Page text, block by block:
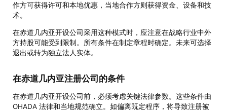
作方可获得许可和本地优惠，当地合作方则获得资金、设备和技
术。
在赤道几内亚开设公司采用这种模式时，应注意在战略行业中外
方持股可能受到限制。所有条件在制定章程时确定。未来可选择
退出或转为独立法人实体。
在赤道几内亚注册公司的条件
在赤道几内亚开设公司前，必须考虑关键法律参数。这些条件由
OHADA 法律和当地规范确立。如偏离既定程序，将导致注册被